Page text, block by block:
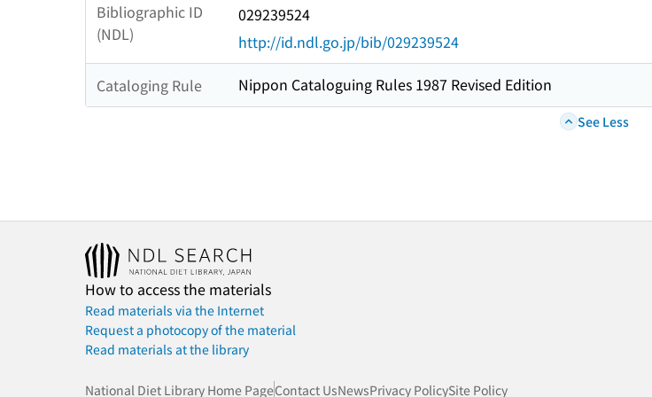
Bibliographic ID
(NDL)
029239524
http://id.ndl.go.jp/bib/029239524
Cataloging Rule Nippon Cataloguing Rules 1987 Revised Edition
See Less
How to access the materials
Read materials via the Internet
Request a photocopy of the material
Read materials at the library
National Diet Library Home PageContact UsNewsPrivacy PolicySite Policy